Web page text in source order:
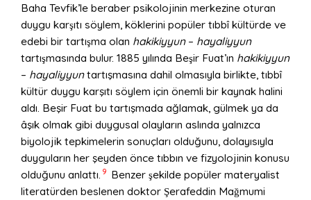
Baha Tevfik’le beraber psikolojinin merkezine oturan
duygu karşıtı söylem, köklerini popüler tıbbî kültürde ve
edebi bir tartışma olan hakikiyyun – hayaliyyun
tartışmasında bulur. 1885 yılında Beşir Fuat’ın hakikiyyun
– hayaliyyuntartışmasına dahil olmasıyla birlikte, tıbbî
kültür duygu karşıtı söylem için önemli bir kaynak halini
aldı. Beşir Fuat bu tartışmada ağlamak, gülmek ya da
âşık olmak gibi duygusal olayların aslında yalnızca
biyolojik tepkimelerin sonuçları olduğunu, dolayısıyla
duyguların her şeyden önce tıbbın ve fizyolojinin konusu
olduğunu anlattı. 9 Benzer şekilde popüler materyalist
literatürden beslenen doktor Şerafeddin Mağmumi